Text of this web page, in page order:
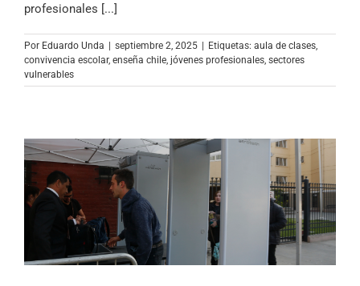
profesionales [...]
Por Eduardo Unda septiembre 2, 2025 Etiquetas: aula de clases,
convivencia escolar, enseña chile, jóvenes profesionales, sectores
vulnerables